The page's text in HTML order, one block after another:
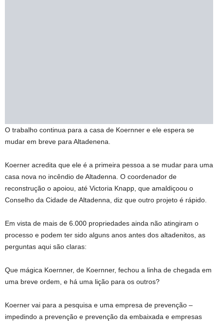
O trabalho continua para a casa de Koernner e ele espera se
mudar em breve para Altadenena.
Koerner acredita que ele é a primeira pessoa a se mudar para uma
casa nova no incêndio de Altadenna. O coordenador de
reconstrução o apoiou, até Victoria Knapp, que amaldiçoou o
Conselho da Cidade de Altadenna, diz que outro projeto é rápido.
Em vista de mais de 6.000 propriedades ainda não atingiram o
processo e podem ter sido alguns anos antes dos altadenitos, as
perguntas aqui são claras:
Que mágica Koernner, de Koernner, fechou a linha de chegada em
uma breve ordem, e há uma lição para os outros?
Koerner vai para a pesquisa e uma empresa de prevenção –
impedindo a prevenção e prevenção da embaixada e empresas